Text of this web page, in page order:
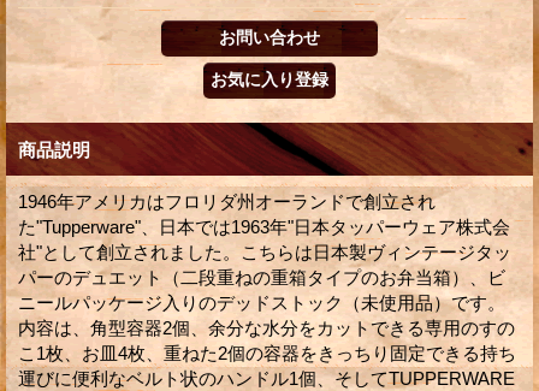
商品説明
1946年アメリカはフロリダ州オーランドで創立され
た"Tupperware"、日本では1963年"日本タッパーウェア株式会
社"として創立されました。こちらは日本製ヴィンテージタッ
パーのデュエット（二段重ねの重箱タイプのお弁当箱）、ビ
ニールパッケージ入りのデッドストック（未使用品）です。
内容は、角型容器2個、余分な水分をカットできる専用のすの
こ1枚、お皿4枚、重ねた2個の容器をきっちり固定できる持ち
運びに便利なベルト状のハンドル1個、そしてTUPPERWARE